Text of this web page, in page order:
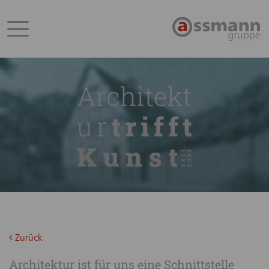
Zurück
Architektur ist für uns eine Schnittstelle